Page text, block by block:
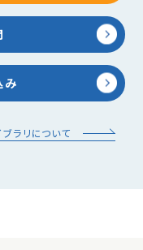
み
ラリについて